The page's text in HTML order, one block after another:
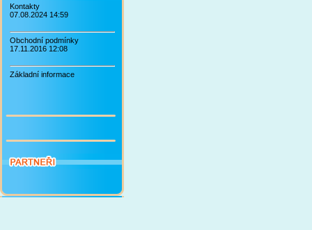
Kontakty
07.08.2024 14:59
Obchodní podmínky
17.11.2016 12:08
Základní informace